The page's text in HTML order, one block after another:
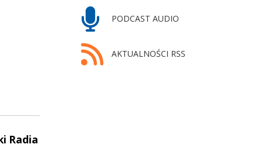
PODCAST AUDIO
AKTUALNOŚCI RSS
Radia